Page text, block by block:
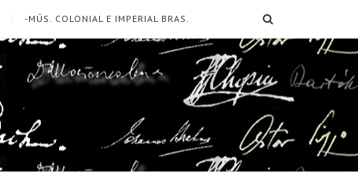
-MÚS. COLONIAL E IMPERIAL BRAS.